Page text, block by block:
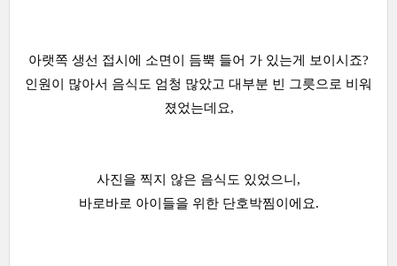
아랫쪽 생선 접시에 소면이 듬뿍 들어 가 있는게 보이시죠?
인원이 많아서 음식도 엄청 많았고 대부분 빈 그릇으로 비워
졌었는데요,
사진을 찍지 않은 음식도 있었으니,
바로바로 아이들을 위한 단호박찜이에요.